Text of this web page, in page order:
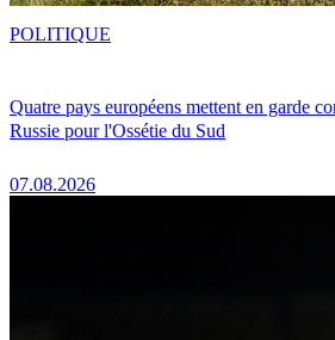
Quatre pays européens mettent en garde
Russie pour l'Ossétie du Sud
07.08.2026
POLITIQUE